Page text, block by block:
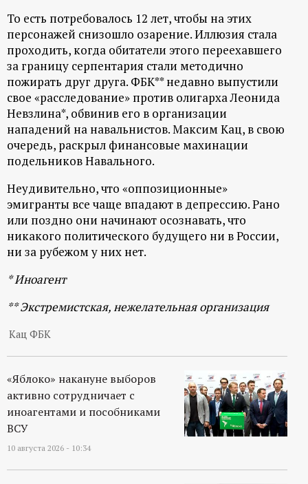
а
л
То есть потребовалось 12 лет, чтобы на этих
персонажей снизошло озарение. Иллюзия стала
проходить, когда обитатели этого переехавшего
за границу серпентария стали методично
пожирать друг друга. ФБК** недавно выпустили
свое «расследование» против олигарха Леонида
Невзлина*, обвинив его в организации
нападений на навальнистов. Максим Кац, в свою
очередь, раскрыл финансовые махинации
подельников Навального.
Неудивительно, что «оппозиционные»
эмигранты все чаще впадают в депрессию. Рано
или поздно они начинают осознавать, что
никакого политического будущего ни в России,
ни за рубежом у них нет.
* Иноагент
** Экстремистская, нежелательная организация
Кац ФБК
«Яблоко» накануне выборов
активно сотрудничает с
иноагентами и пособниками
ВСУ
10 августа 2026 - 10:34